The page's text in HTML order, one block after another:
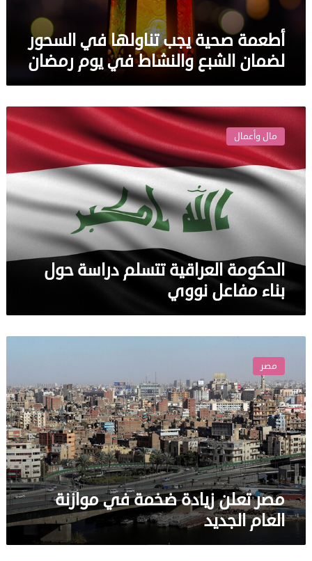
أطعمة صحية يجب تناولها في السحور
لضمان الشبع والنشاط في يوم رمضان
الحكومة
العراقية
تتسلم
دراسة
حول
بناء
مفاعل
نووي
مال وأعمال
الحكومة العراقية تتسلم دراسة حول
بناء مفاعل نووي
ضخمة
في
موازنة
العام
الجديد
مصر
مصر تعلن زيادة ضخمة في موازنة
العام الجديد